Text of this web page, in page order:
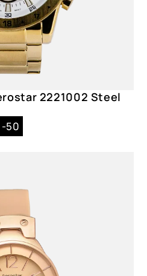
2221002 Steel
-50